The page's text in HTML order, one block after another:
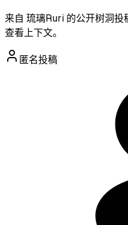
来自 琉璃Ruri 的公开树洞
查看上下文。
匿名投稿